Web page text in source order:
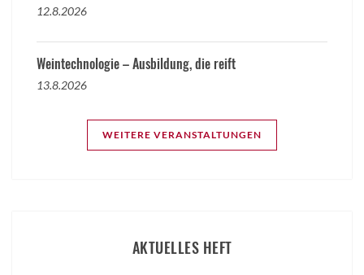
12.8.2026
Weintechnologie – Ausbildung, die reift
13.8.2026
WEITERE VERANSTALTUNGEN
AKTUELLES HEFT